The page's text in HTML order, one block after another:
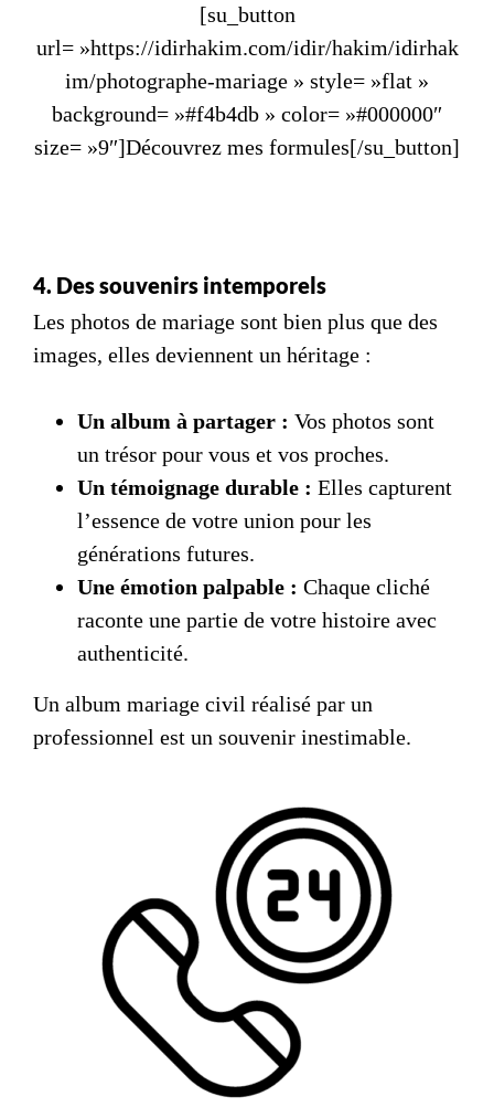
[su_button
url= »https://idirhakim.com/idir/hakim/idirhak
im/photographe-mariage » style= »flat »
background= »#f4b4db » color= »#000000″
size= »9″]Découvrez mes formules[/su_button]
4. Des souvenirs intemporels
Les photos de mariage sont bien plus que des
images, elles deviennent un héritage :
Un album à partager : Vos photos sont
un trésor pour vous et vos proches.
Un témoignage durable : Elles capturent
l’essence de votre union pour les
générations futures.
Une émotion palpable : Chaque cliché
raconte une partie de votre histoire avec
authenticité.
Un album mariage civil réalisé par un
professionnel est un souvenir inestimable.